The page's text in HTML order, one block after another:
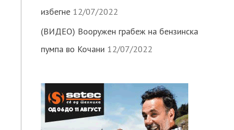
избегне 12/07/2022
(ВИДЕО) Вооружен грабеж на бензинска
пумпа во Кочани 12/07/2022